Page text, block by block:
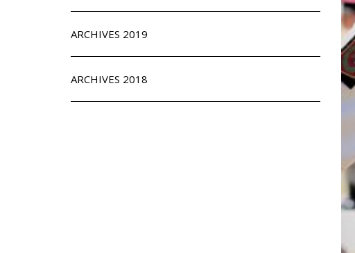
ARCHIVES 2019
ARCHIVES 2018